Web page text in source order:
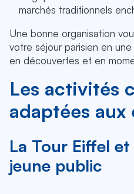
marchés traditionnels
Une bonne organisation
votre séjour parisien en
en découvertes et en
Les activités
adaptées aux
La Tour Eiffel
jeune public